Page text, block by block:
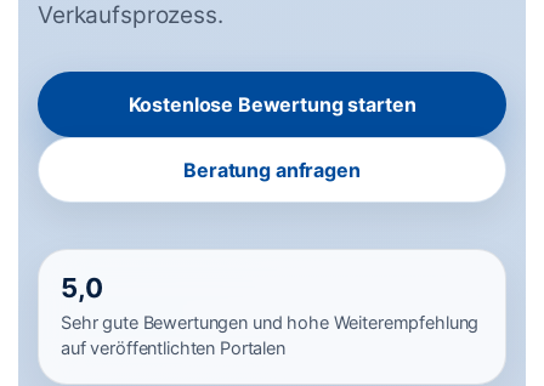
Verkaufsprozess.
Kostenlose Bewertung starten
Beratung anfragen
5,0
Sehr gute Bewertungen und hohe Weiterempfehlung
auf veröffentlichten Portalen